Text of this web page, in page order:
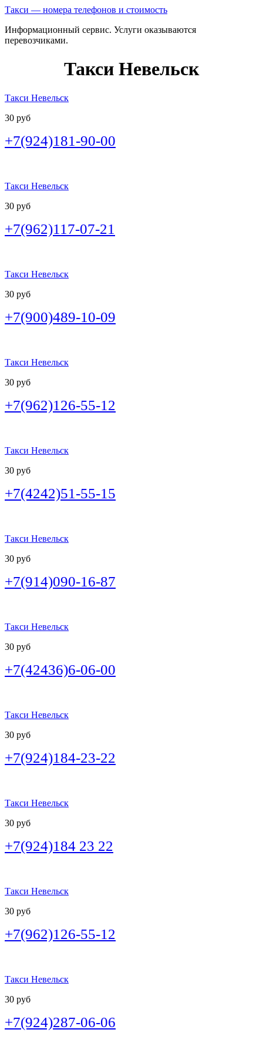
Такси — номера телефонов и стоимость
Информационный сервис. Услуги оказываются
перевозчиками.
Такси Невельск
Такси Невельск
30 руб
+7(924)181-90-00
Такси Невельск
30 руб
+7(962)117-07-21
Такси Невельск
30 руб
+7(900)489-10-09
Такси Невельск
30 руб
+7(962)126-55-12
Такси Невельск
30 руб
+7(4242)51-55-15
Такси Невельск
30 руб
+7(914)090-16-87
Такси Невельск
30 руб
+7(42436)6-06-00
Такси Невельск
30 руб
+7(924)184-23-22
Такси Невельск
30 руб
+7(924)184 23 22
Такси Невельск
30 руб
+7(962)126-55-12
Такси Невельск
30 руб
+7(924)287-06-06